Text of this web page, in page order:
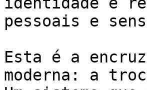
pessoais e
Esta é a
moderna: a